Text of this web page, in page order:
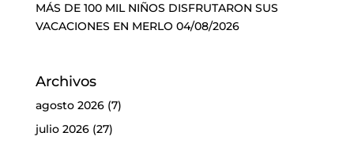
MÁS DE 100 MIL NIÑOS DISFRUTARON SUS
VACACIONES EN MERLO 04/08/2026
Archivos
agosto 2026(7)
julio 2026(27)